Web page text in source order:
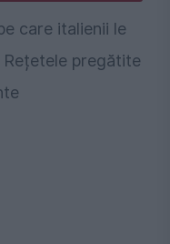
care italienii le
pregătite